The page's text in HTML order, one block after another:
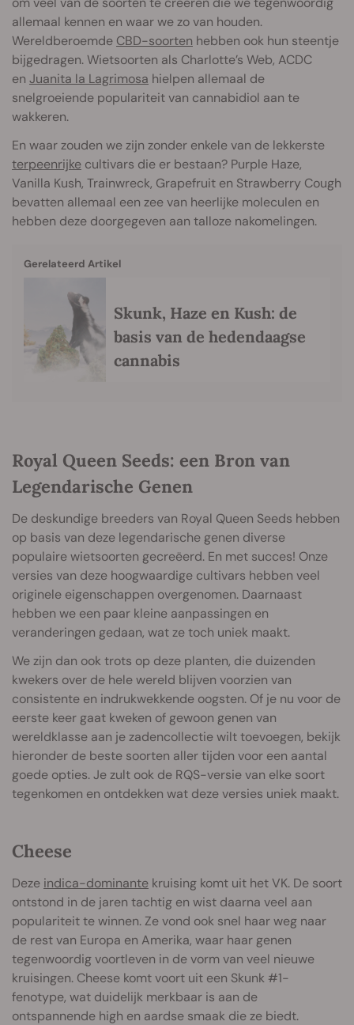
allemaal kennen en waar we zo van houden.
Wereldberoemde CBD-soorten hebben ook hun steentje
bijgedragen. Wietsoorten als Charlotte’s Web, ACDC
en Juanita la Lagrimosa hielpen allemaal de
snelgroeiende populariteit van cannabidiol aan te
wakkeren.
En waar zouden we zijn zonder enkele van de lekkerste
terpeenrijke cultivars die er bestaan? Purple Haze,
Vanilla Kush, Trainwreck, Grapefruit en Strawberry Cough
bevatten allemaal een zee van heerlijke moleculen en
hebben deze doorgegeven aan talloze nakomelingen.
Gerelateerd Artikel
Skunk, Haze en Kush: de
basis van de hedendaagse
cannabis
Royal Queen Seeds: een Bron van
Legendarische Genen
De deskundige breeders van Royal Queen Seeds hebben
op basis van deze legendarische genen diverse
populaire wietsoorten gecreëerd. En met succes! Onze
versies van deze hoogwaardige cultivars hebben veel
originele eigenschappen overgenomen. Daarnaast
hebben we een paar kleine aanpassingen en
veranderingen gedaan, wat ze toch uniek maakt.
We zijn dan ook trots op deze planten, die duizenden
kwekers over de hele wereld blijven voorzien van
consistente en indrukwekkende oogsten. Of je nu voor de
eerste keer gaat kweken of gewoon genen van
wereldklasse aan je zadencollectie wilt toevoegen, bekijk
hieronder de beste soorten aller tijden voor een aantal
goede opties. Je zult ook de RQS-versie van elke soort
tegenkomen en ontdekken wat deze versies uniek maakt.
Cheese
Deze indica-dominante kruising komt uit het VK. De soort
ontstond in de jaren tachtig en wist daarna veel aan
populariteit te winnen. Ze vond ook snel haar weg naar
de rest van Europa en Amerika, waar haar genen
tegenwoordig voortleven in de vorm van veel nieuwe
kruisingen. Cheese komt voort uit een Skunk #1-
fenotype, wat duidelijk merkbaar is aan de
ontspannende high en aardse smaak die ze biedt.